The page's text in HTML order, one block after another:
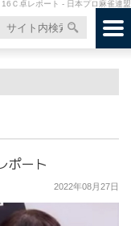
Ｃ卓レポート - 日本プロ麻雀連盟
ポート
2022年08月27日